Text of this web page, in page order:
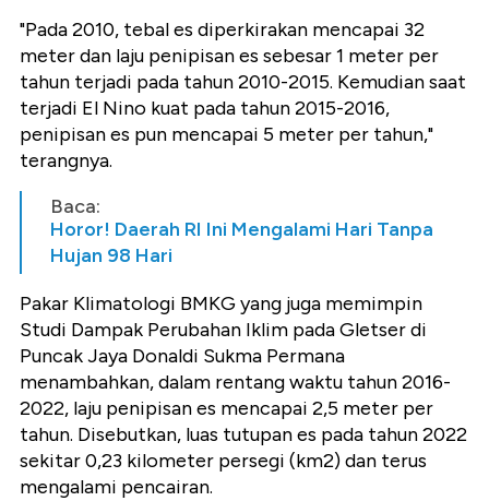
"Pada 2010, tebal es diperkirakan mencapai 32
meter dan laju penipisan es sebesar 1 meter per
tahun terjadi pada tahun 2010-2015. Kemudian saat
terjadi El Nino kuat pada tahun 2015-2016,
penipisan es pun mencapai 5 meter per tahun,"
terangnya.
Baca:
Horor! Daerah RI Ini Mengalami Hari Tanpa
Hujan 98 Hari
Pakar Klimatologi BMKG yang juga memimpin
Studi Dampak Perubahan Iklim pada Gletser di
Puncak Jaya Donaldi Sukma Permana
menambahkan, dalam rentang waktu tahun 2016-
2022, laju penipisan es mencapai 2,5 meter per
tahun. Disebutkan, luas tutupan es pada tahun 2022
sekitar 0,23 kilometer persegi (km2) dan terus
mengalami pencairan.